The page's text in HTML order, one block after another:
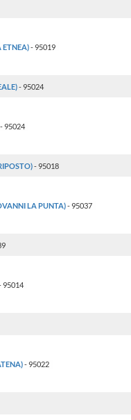
ETNEA)- 95019
- 95024
- 95024
- 95018
LA PUNTA)- 95037
95014
- 95022